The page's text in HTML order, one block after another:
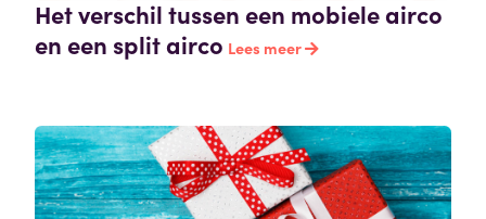
Het verschil tussen een mobiele airco
en een split airco Lees meer